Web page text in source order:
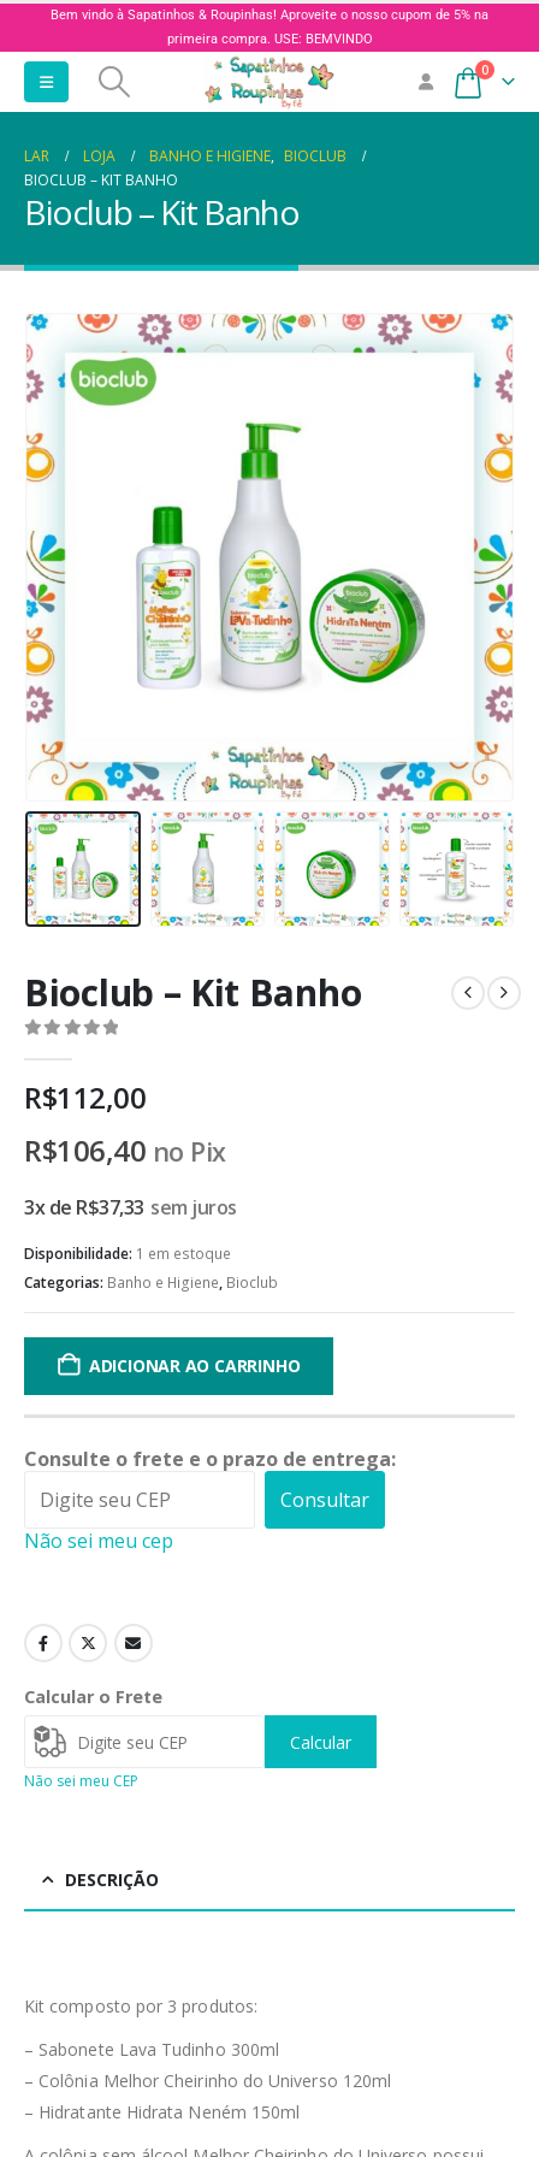
Bem vindo à Sapatinhos & Roupinhas! Aproveite o nosso cupom de 5% na
primeira compra. USE: BEMVINDO
0
LAR LOJA BANHO E HIGIENE, BIOCLUB
BIOCLUB – KIT BANHO
Bioclub – Kit Banho
Bioclub – Kit Banho
R$112,00
R$106,40 no Pix
3x de R$37,33 sem juros
Disponibilidade: 1 em estoque
Categorias: Banho e Higiene, Bioclub
ADICIONAR AO CARRINHO
Consulte o frete e o prazo de entrega:
Consultar
Não sei meu cep
Calcular o Frete
Calcular
Não sei meu CEP
DESCRIÇÃO
Kit composto por 3 produtos:
– Sabonete Lava Tudinho 300ml
– Colônia Melhor Cheirinho do Universo 120ml
– Hidratante Hidrata Neném 150ml